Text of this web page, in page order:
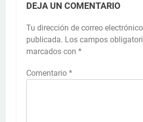
DEJA UN COMENTARIO
Tu dirección de correo
publicada. Los campos
marcados con *
Comentario *